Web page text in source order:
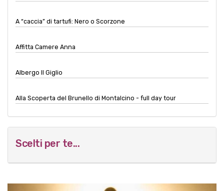
A “caccia” di tartufi: Nero o Scorzone
Affitta Camere Anna
Albergo Il Giglio
Alla Scoperta del Brunello di Montalcino - full day tour
Scelti per te...